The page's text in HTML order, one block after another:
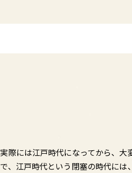
際には江戸時代になってから、
、江戸時代という閉塞の時代に